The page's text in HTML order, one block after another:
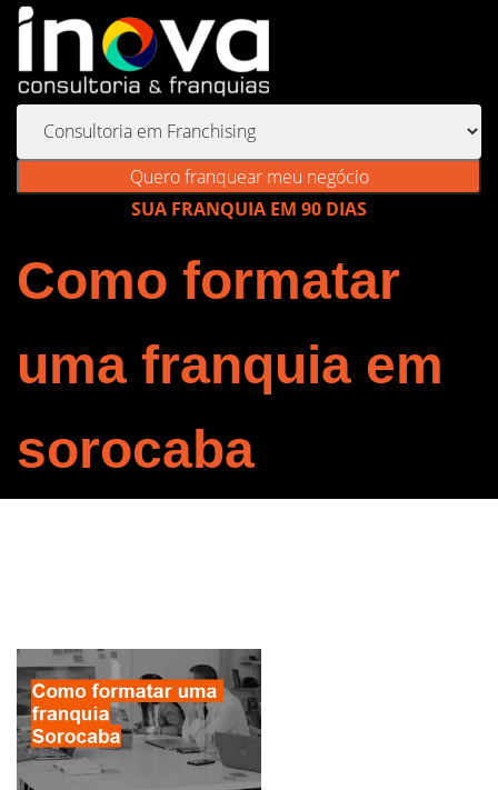
Quero franquear meu negócio
SUA FRANQUIA EM 90 DIAS
Como formatar
uma franquia em
sorocaba